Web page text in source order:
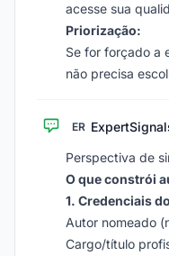
acesse sua
Priorização:
Se for forçado a
não precisa
ER
Perspectiva de
O que constrói
1. Credenciais
Autor nomeado
Cargo/título